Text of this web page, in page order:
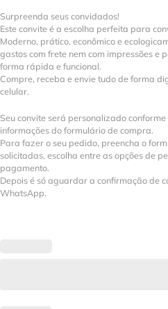
Surpreenda seus convidados!
Este convite é a escolha perfeita para
Moderno, prático, econômico e
gastos com frete nem com impressões e
forma rápida e funcional.
Compre, receba e envie tudo de forma
celular.
Seu convite será personalizado
informações do formulário de compra.
Para fazer o seu pedido, preencha o
solicitadas, escolha entre as opções de
pagamento.
Depois é só aguardar a confirmação de
WhatsApp.